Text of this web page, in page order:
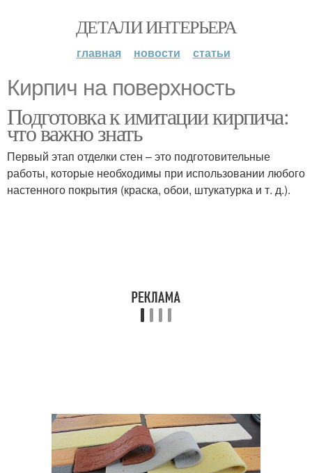
ДЕТАЛИ ИНТЕРЬЕРА
главная новости статьи
Кирпич на поверхность
Подготовка к имитации кирпича:
что важно знать
Первый этап отделки стен – это подготовительные
работы, которые необходимы при использовании любого
настенного покрытия (краска, обои, штукатурка и т. д.).